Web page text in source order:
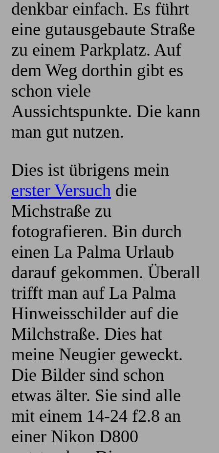
denkbar einfach. Es führt
eine gutausgebaute Straße
zu einem Parkplatz. Auf
dem Weg dorthin gibt es
schon viele
Aussichtspunkte. Die kann
man gut nutzen.
Dies ist übrigens mein
erster Versuch die
Michstraße zu
fotografieren. Bin durch
einen La Palma Urlaub
darauf gekommen. Überall
trifft man auf La Palma
Hinweisschilder auf die
Milchstraße. Dies hat
meine Neugier geweckt.
Die Bilder sind schon
etwas älter. Sie sind alle
mit einem 14-24 f2.8 an
einer Nikon D800